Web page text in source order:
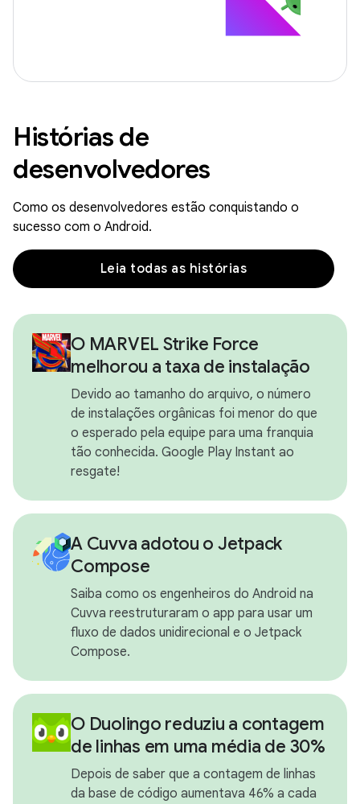
Histórias de
desenvolvedores
Como os desenvolvedores estão conquistando o
sucesso com o Android.
Leia todas as histórias
O MARVEL Strike Force
melhorou a taxa de instalação
Devido ao tamanho do arquivo, o número
de instalações orgânicas foi menor do que
o esperado pela equipe para uma franquia
tão conhecida. Google Play Instant ao
resgate!
A Cuvva adotou o Jetpack
Compose
Saiba como os engenheiros do Android na
Cuvva reestruturaram o app para usar um
fluxo de dados unidirecional e o Jetpack
Compose.
O Duolingo reduziu a contagem
de linhas em uma média de 30%
Depois de saber que a contagem de linhas
da base de código aumentava 46% a cada